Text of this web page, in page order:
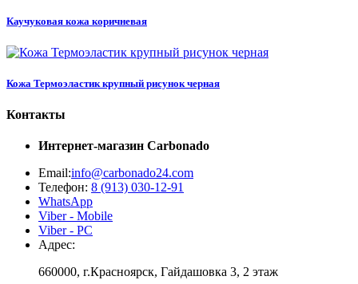
Каучуковая кожа коричневая
Кожа Термоэластик крупный рисунок черная
Контакты
Интернет-магазин Carbonado
Email:info@carbonado24.com
Телефон: 8 (913) 030-12-91
WhatsApp
Viber - Mobile
Viber - PC
Адрес:
660000, г.Красноярск, Гайдашовка 3, 2 этаж